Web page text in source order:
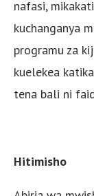
nafasi,
kuchanganya
programu za
kuelekea
tena bali ni
Hitimisho